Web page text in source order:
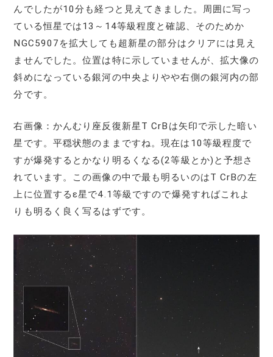
んでしたが10分も経つと見えてきました。周囲に写っ
ている恒星では13～14等級程度と確認、そのためか
NGC5907を拡大しても超新星の部分はクリアには見え
ませんでした。位置は特に示していませんが、拡大像の
斜めになっている銀河の中央よりやや右側の銀河内の部
分です。
右画像：かんむり座反復新星T CrBは矢印で示した暗い
星です。平穏状態のままですね。現在は10等級程度で
すが爆発するとかなり明るくなる(2等級とか)と予想さ
れています。この画像の中で最も明るいのはT CrBの左
上に位置するε星で4.1等級ですので爆発すればこれよ
りも明るく良く写るはずです。